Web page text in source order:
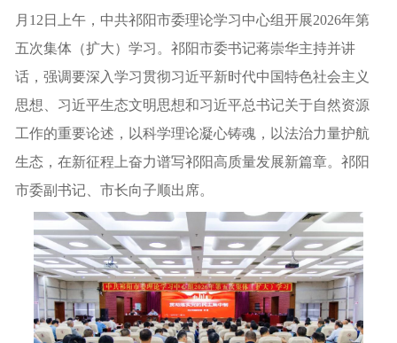
月12日上午，中共祁阳市委理论学习中心组开展2026年第
五次集体（扩大）学习。祁阳市委书记蒋崇华主持并讲
话，强调要深入学习贯彻习近平新时代中国特色社会主义
思想、习近平生态文明思想和习近平总书记关于自然资源
工作的重要论述，以科学理论凝心铸魂，以法治力量护航
生态，在新征程上奋力谱写祁阳高质量发展新篇章。祁阳
市委副书记、市长向子顺出席。